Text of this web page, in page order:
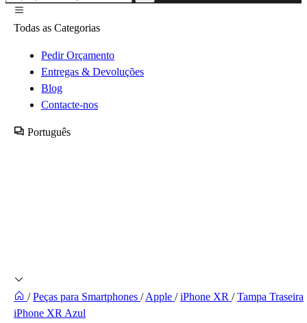
Todas as Categorias
Pedir Orçamento
Entregas & Devoluções
Blog
Contacte-nos
Português
/ Peças para Smartphones /Apple / iPhone XR / Tampa Traseira
iPhone XR Azul